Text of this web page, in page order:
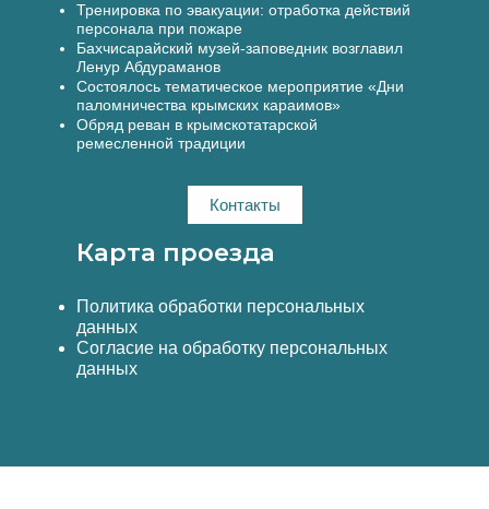
Тренировка по эвакуации: отработка действий
персонала при пожаре
Бахчисарайский музей-заповедник возглавил
Ленур Абдураманов
Состоялось тематическое мероприятие «Дни
паломничества крымских караимов»
Обряд реван в крымскотатарской
ремесленной традиции
Контакты
Карта проезда
Политика обработки персональных
данных
Согласие на обработку персональных
данных